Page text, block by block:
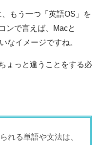
もう一つ「英語OS」を
ンで言えば、Macと
なイメージですね。
ょっと違うことをする必
れる単語や文法は、